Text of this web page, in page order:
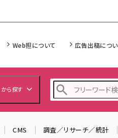
Web担について 広告出稿につ
から探す
CMS 調査／リサーチ／統計